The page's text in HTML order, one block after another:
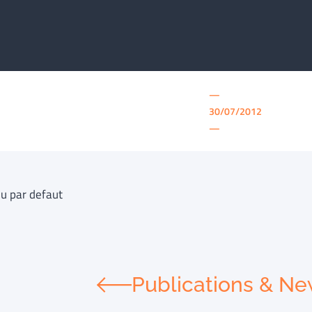
—
30/07/2012
—
par defaut
Publications &